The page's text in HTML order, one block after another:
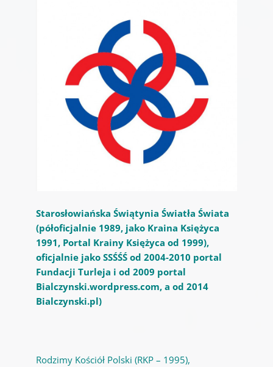
Starosłowiańska Świątynia Światła Świata
(półoficjalnie 1989, jako Kraina Księżyca
1991, Portal Krainy Księżyca od 1999),
oficjalnie jako SSŚŚŚ od 2004-2010 portal
Fundacji Turleja i od 2009 portal
Bialczynski.wordpress.com, a od 2014
Bialczynski.pl)
Rodzimy Kościół Polski (RKP – 1995),